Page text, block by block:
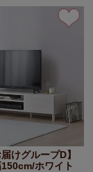
けグループD】
ホワイト